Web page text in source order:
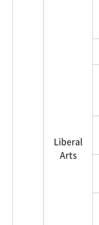
Liberal
Arts